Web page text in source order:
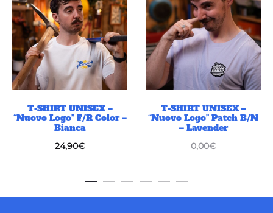
T-SHIRT UNISEX –
“Nuovo Logo” F/R Color –
Bianca
24,90€
T-SHIRT UNISEX –
“Nuovo Logo” Patch B/N
– Lavender
0,00€